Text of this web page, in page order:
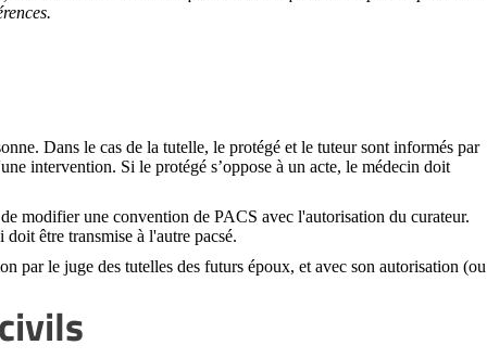
Dans le cas de la tutelle, le protégé et le tuteur sont informés par
intervention. Si le protégé s’oppose à un acte, le médecin doit
modifier une convention de PACS avec l'autorisation du curateur.
être transmise à l'autre pacsé.
par le juge des tutelles des futurs époux, et avec son autorisation (ou